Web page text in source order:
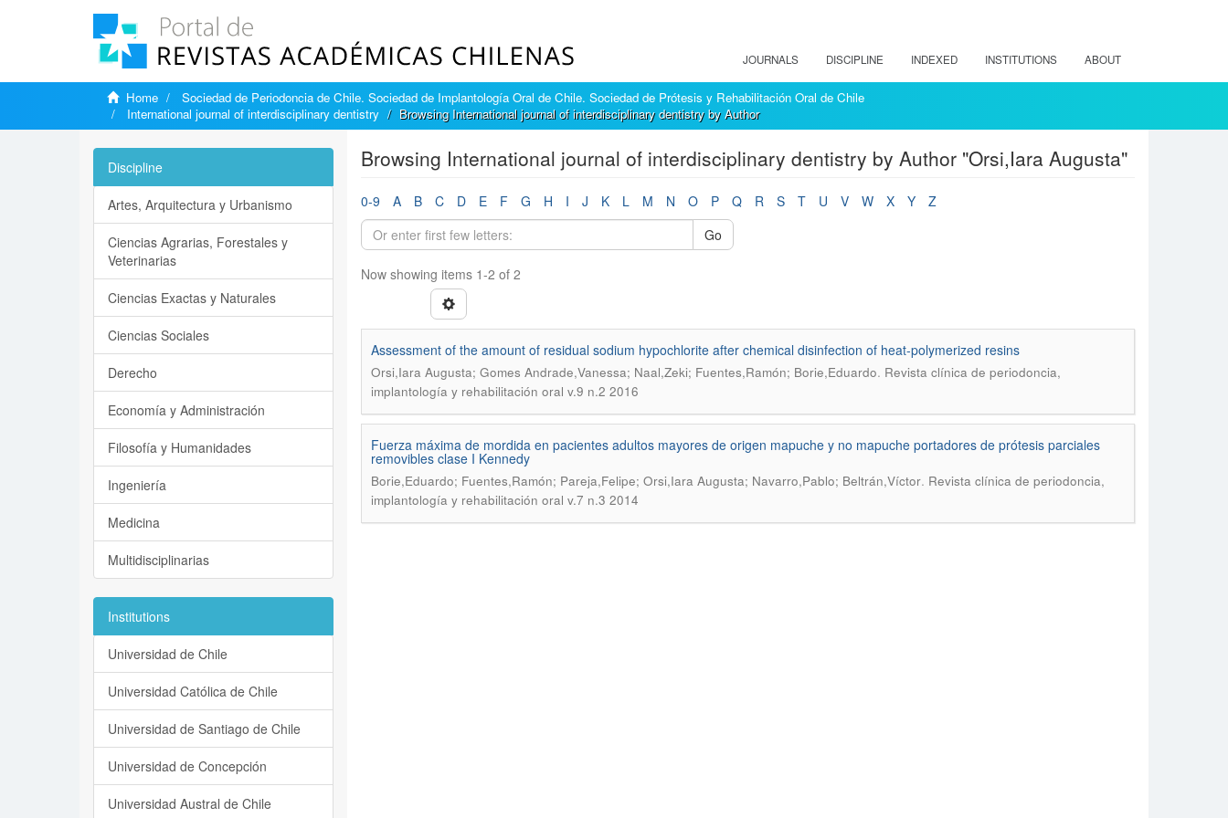
JOURNALS DISCIPLINE INDEXED INSTITUTIONS ABOUT
Home
Sociedad de Periodoncia de Chile. Sociedad de Implantología Oral de Chile. Sociedad de Prótesis y Rehabilitación Oral de Chile
International journal of interdisciplinary dentistry
Browsing International journal of interdisciplinary dentistry by Author
Browsing International journal of interdisciplinary dentistry by Author "Orsi,Iara Augusta"
0-9 A B C D E F G H I J K L M N O P Q R S T U V W X Y
Z
Go
Now showing items 1-2 of 2
Assessment of the amount of residual sodium hypochlorite after chemical disinfection of heat-polymerized resins
Orsi,Iara Augusta; Gomes Andrade,Vanessa; Naal,Zeki; Fuentes,Ramón; Borie,Eduardo. Revista clínica de periodoncia,
implantología y rehabilitación oral v.9 n.2 2016
Fuerza máxima de mordida en pacientes adultos mayores de origen mapuche y no mapuche portadores de prótesis parciales
removibles clase I Kennedy
Borie,Eduardo; Fuentes,Ramón; Pareja,Felipe; Orsi,Iara Augusta; Navarro,Pablo; Beltrán,Víctor. Revista clínica de periodoncia,
implantología y rehabilitación oral v.7 n.3 2014
Discipline
Artes, Arquitectura y Urbanismo
Ciencias Agrarias, Forestales y
Veterinarias
Ciencias Exactas y Naturales
Ciencias Sociales
Derecho
Economía y Administración
Filosofía y Humanidades
Ingeniería
Medicina
Multidisciplinarias
Institutions
Universidad de Chile
Universidad Católica de Chile
Universidad de Santiago de Chile
Universidad de Concepción
Universidad Austral de Chile